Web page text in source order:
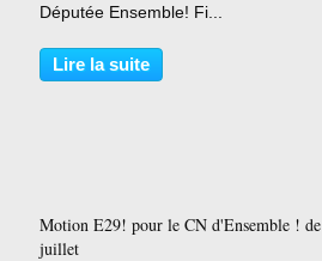
Députée Ensemble! Fi...
Lire la suite
Motion E29! pour le CN d'Ensemble ! de
juillet